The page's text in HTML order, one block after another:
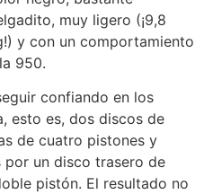
muy ligero (¡9,8
y con un comportamiento
950.
confiando en los
esto es, dos discos de
de cuatro pistones y
por un disco trasero de
pistón. El resultado no